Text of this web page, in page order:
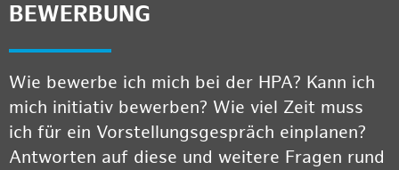
BEWERBUNG
Wie bewerbe ich mich bei der HPA? Kann ich
mich initiativ bewerben? Wie viel Zeit muss
ich für ein Vorstellungsgespräch einplanen?
Antworten auf diese und weitere Fragen rund